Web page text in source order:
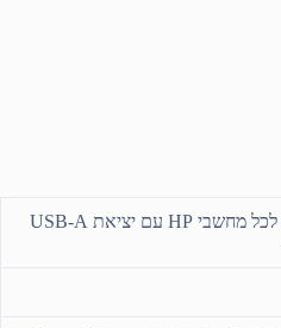
תואם לכל מחשבי HP עם יציאת USB-A